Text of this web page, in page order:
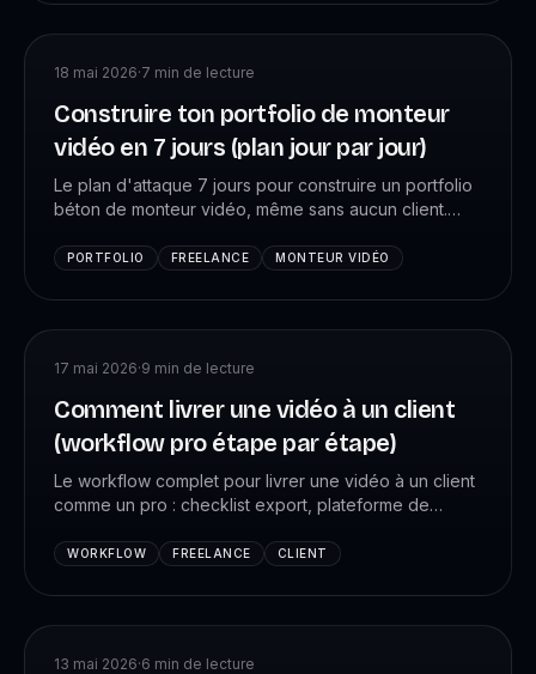
18 mai 2026·7 min de lecture
Construire ton portfolio de monteur
vidéo en 7 jours (plan jour par jour)
Le plan d'attaque 7 jours pour construire un portfolio
béton de monteur vidéo, même sans aucun client.
pour ta prospection lundi prochain.
PORTFOLIO FREELANCE MONTEUR VIDÉO
17 mai 2026·9 min de lecture
Comment livrer une vidéo à un client
(workflow pro étape par étape)
Le workflow complet pour livrer une vidéo à un client
comme un pro : checklist export, plateforme de
allers-retours qui te font perdre 5h par projet.
WORKFLOW FREELANCE CLIENT
13 mai 2026·6 min de lecture